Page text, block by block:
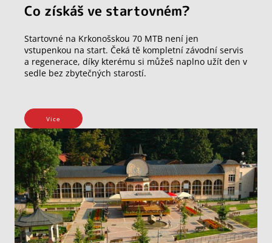
Co získáš ve startovném?
Startovné na Krkonošskou 70 MTB není jen
vstupenkou na start. Čeká tě kompletní závodní servis
a regenerace, díky kterému si můžeš naplno užít den v
sedle bez zbytečných starostí.
Vice